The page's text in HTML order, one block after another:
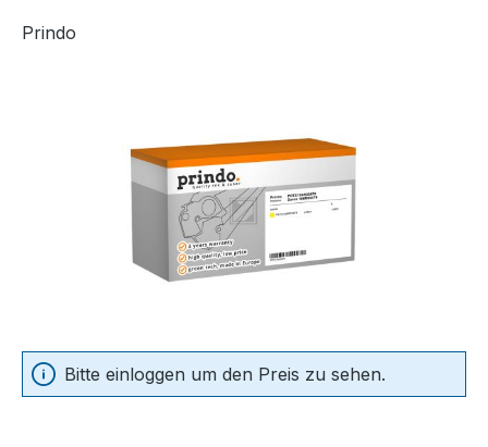
Prindo
Bitte einloggen um den Preis zu sehen.